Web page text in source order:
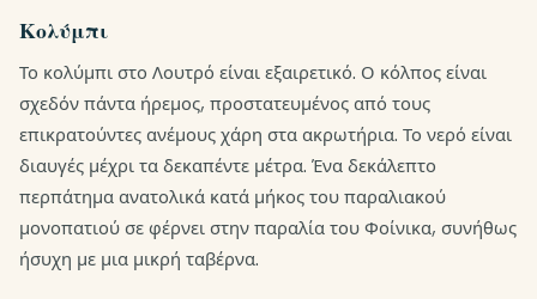
Κολύμπι
Το κολύμπι στο Λουτρό είναι εξαιρετικό. Ο κόλπος είναι
σχεδόν πάντα ήρεμος, προστατευμένος από τους
επικρατούντες ανέμους χάρη στα ακρωτήρια. Το νερό είναι
διαυγές μέχρι τα δεκαπέντε μέτρα. Ένα δεκάλεπτο
περπάτημα ανατολικά κατά μήκος του παραλιακού
μονοπατιού σε φέρνει στην παραλία του Φοίνικα, συνήθως
ήσυχη με μια μικρή ταβέρνα.